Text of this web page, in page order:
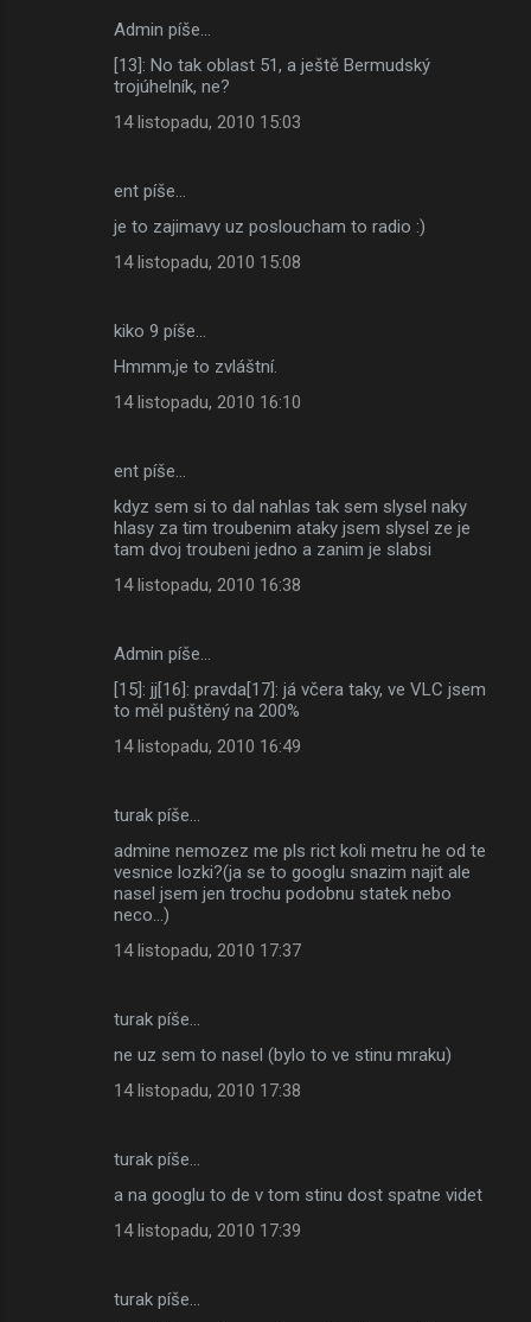
Admin píše…
[13]: No tak oblast 51, a ještě Bermudský
trojúhelník, ne?
14 listopadu, 2010 15:03
ent píše…
je to zajimavy uz posloucham to radio :)
14 listopadu, 2010 15:08
kiko 9 píše…
Hmmm,je to zvláštní.
14 listopadu, 2010 16:10
ent píše…
kdyz sem si to dal nahlas tak sem slysel naky
hlasy za tim troubenim ataky jsem slysel ze je
tam dvoj troubeni jedno a zanim je slabsi
14 listopadu, 2010 16:38
Admin píše…
[15]: jj[16]: pravda[17]: já včera taky, ve VLC jsem
to měl puštěný na 200%
14 listopadu, 2010 16:49
turak píše…
admine nemozez me pls rict koli metru he od te
vesnice lozki?(ja se to googlu snazim najit ale
nasel jsem jen trochu podobnu statek nebo
neco...)
14 listopadu, 2010 17:37
turak píše…
ne uz sem to nasel (bylo to ve stinu mraku)
14 listopadu, 2010 17:38
turak píše…
a na googlu to de v tom stinu dost spatne videt
14 listopadu, 2010 17:39
turak píše…